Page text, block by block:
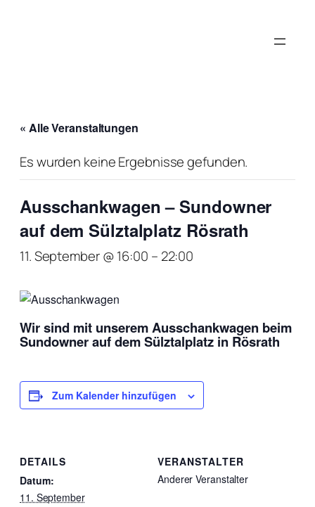
« Alle Veranstaltungen
Es wurden keine Ergebnisse gefunden.
Ausschankwagen – Sundowner
auf dem Sülztalplatz Rösrath
11. September @ 16:00 – 22:00
Wir sind mit unserem Ausschankwagen beim
Sundowner auf dem Sülztalplatz in Rösrath
Zum Kalender hinzufügen
DETAILS
Datum:
11. September
VERANSTALTER
Anderer Veranstalter